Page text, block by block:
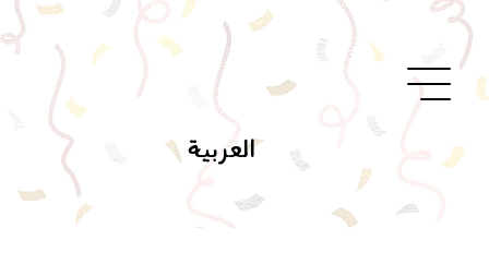
العربية